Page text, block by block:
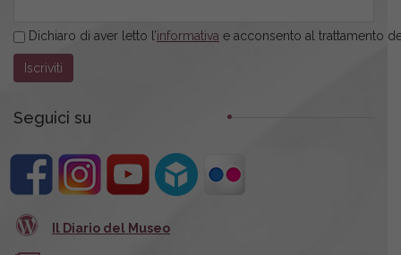
Dichiaro di aver letto l’informativa e acconsento al trattamento
Seguici su
Il Diario del Museo